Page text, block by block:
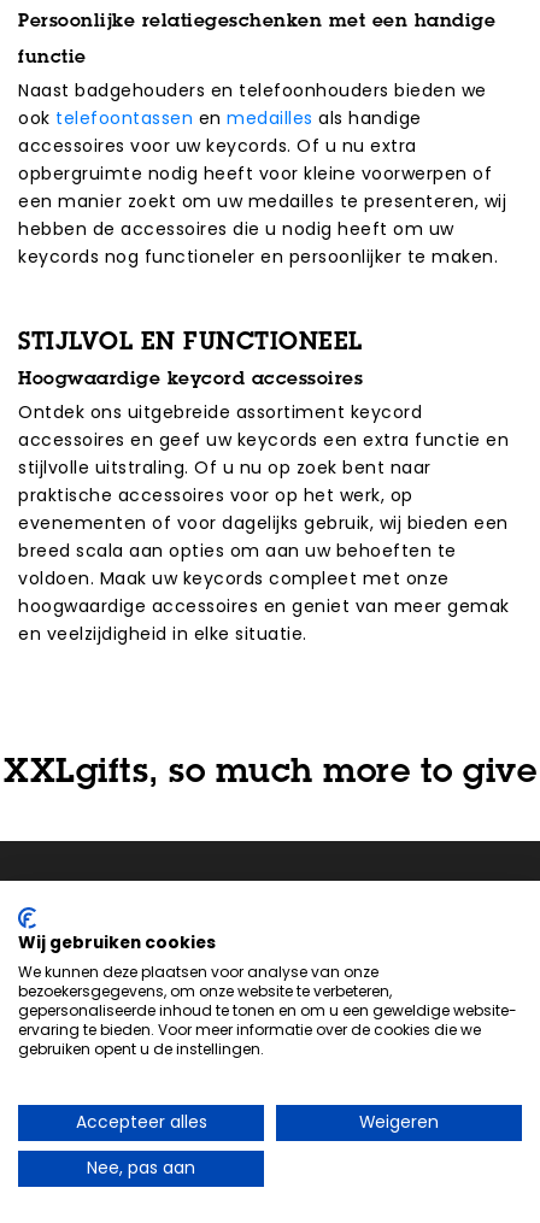
Persoonlijke relatiegeschenken met een handige
functie
Naast badgehouders en telefoonhouders bieden we
ook telefoontassen en medailles als handige
accessoires voor uw keycords. Of u nu extra
opbergruimte nodig heeft voor kleine voorwerpen of
een manier zoekt om uw medailles te presenteren, wij
hebben de accessoires die u nodig heeft om uw
keycords nog functioneler en persoonlijker te maken.
STIJLVOL EN FUNCTIONEEL
Hoogwaardige keycord accessoires
Ontdek ons uitgebreide assortiment keycord
accessoires en geef uw keycords een extra functie en
stijlvolle uitstraling. Of u nu op zoek bent naar
praktische accessoires voor op het werk, op
evenementen of voor dagelijks gebruik, wij bieden een
breed scala aan opties om aan uw behoeften te
voldoen. Maak uw keycords compleet met onze
hoogwaardige accessoires en geniet van meer gemak
en veelzijdigheid in elke situatie.
XXLgifts, so much more to give
Neemcontactmet ons op om te zien hoe we je kunnen
helpen bij het maken van het perfecte product voor jouw
volgende evenement of project.
Handige links
Wij gebruiken cookies
We kunnen deze plaatsen voor analyse van onze
bezoekersgegevens, om onze website te verbeteren,
gepersonaliseerde inhoud te tonen en om u een geweldige website-
ervaring te bieden. Voor meer informatie over de cookies die we
gebruiken opent u de instellingen.
Accepteer alles
Weigeren
Nee, pas aan